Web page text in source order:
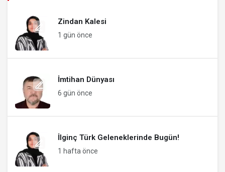
Zindan Kalesi
1 gün önce
İmtihan Dünyası
6 gün önce
İlginç Türk Geleneklerinde Bugün!
1 hafta önce